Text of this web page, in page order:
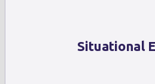
Situational